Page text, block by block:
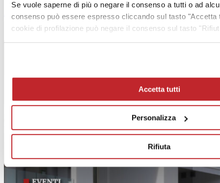
Se vuole saperne di più o negare il consenso a tutti o ad
consenso può essere espresso cliccando sul tasto "Accetta
cookie di profilazione può negare il consenso sul tasto
Accetta tutti
Personalizza
Rifiuta
Articolo successivo >
Cer Magazine Italia 74 | 10.2024